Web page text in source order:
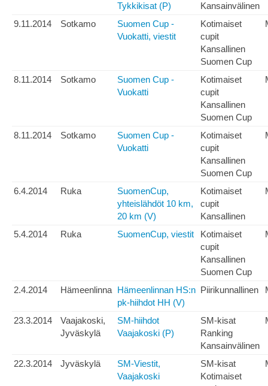
Tykkikisat (P)
Kansainvälinen
9.11.2014 Sotkamo
Suomen Cup -
Vuokatti, viestit
Kotimaiset
cupit
Kansallinen
Suomen Cup
8.11.2014 Sotkamo
Suomen Cup -
Vuokatti
Kotimaiset
cupit
Kansallinen
Suomen Cup
8.11.2014 Sotkamo
Suomen Cup -
Vuokatti
Kotimaiset
cupit
Kansallinen
Suomen Cup
6.4.2014 Ruka
SuomenCup,
yhteislähdöt 10 km,
20 km (V)
Kotimaiset
cupit
Kansallinen
5.4.2014 Ruka SuomenCup, viestit
Kotimaiset
cupit
Kansallinen
Suomen Cup
2.4.2014 Hämeenlinna Hämeenlinnan HS:n
pk-hiihdot HH (V)
Piirikunnallinen
23.3.2014
Vaajakoski,
Jyväskylä
SM-hiihdot
Vaajakoski (P)
SM-kisat
Ranking
Kansainvälinen
22.3.2014 Jyväskylä
SM-Viestit,
Vaajakoski
SM-kisat
Kotimaiset